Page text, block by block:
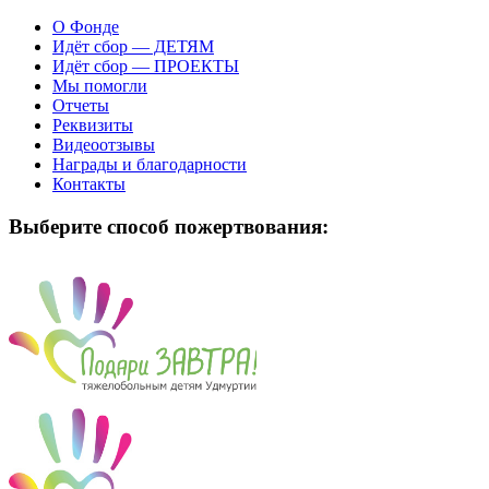
О Фонде
Идёт сбор — ДЕТЯМ
Идёт сбор — ПРОЕКТЫ
Мы помогли
Отчеты
Реквизиты
Видеоотзывы
Награды и благодарности
Контакты
Выберите способ пожертвования: